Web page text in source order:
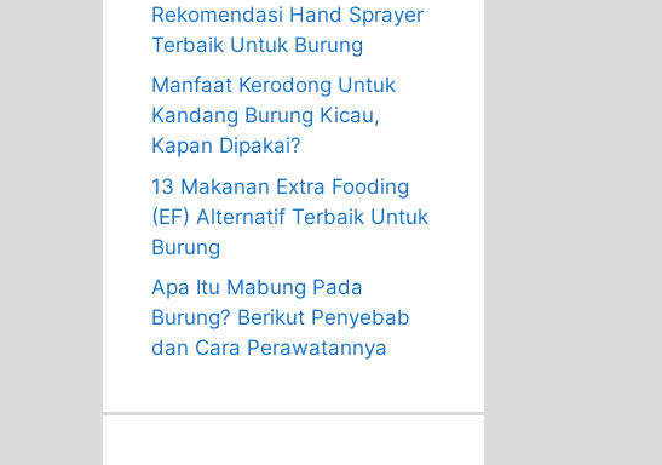
Rekomendasi Hand Sprayer
Terbaik Untuk Burung
Manfaat Kerodong Untuk
Kandang Burung Kicau,
Kapan Dipakai?
13 Makanan Extra Fooding
(EF) Alternatif Terbaik Untuk
Burung
Apa Itu Mabung Pada
Burung? Berikut Penyebab
dan Cara Perawatannya